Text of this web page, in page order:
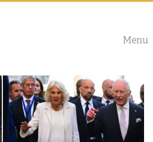
Menu